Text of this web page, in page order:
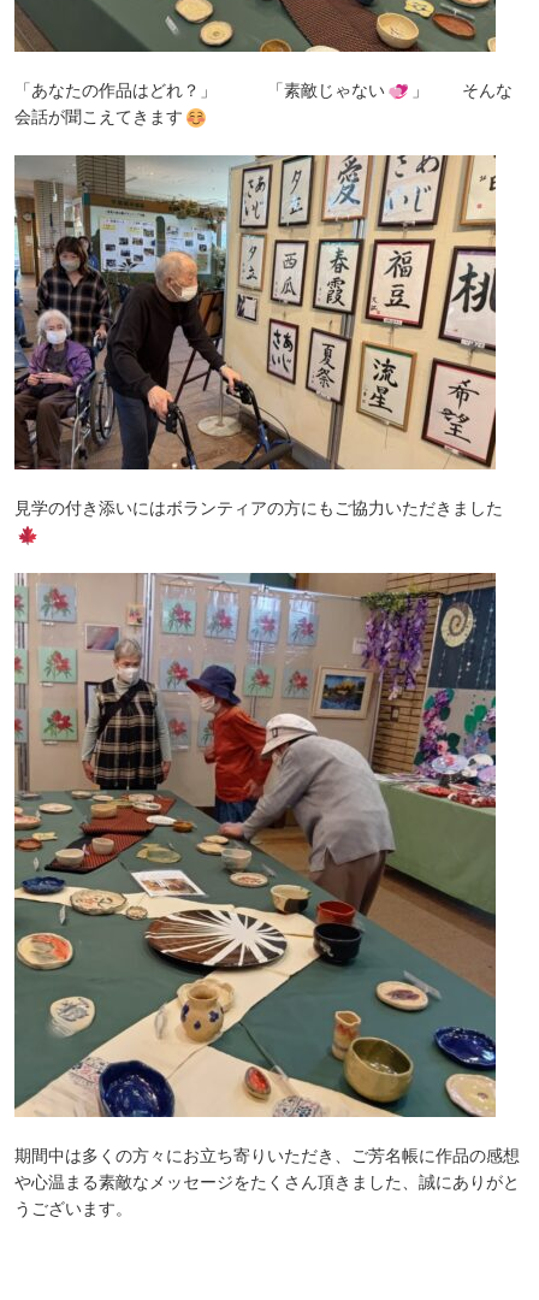
「あなたの作品はどれ？」 「素敵じゃない
」 そんな
会話が聞こえてきます
見学の付き添いにはボランティアの方にもご協力いただきました
期間中は多くの方々にお立ち寄りいただき、ご芳名帳に作品の感想
や心温まる素敵なメッセージをたくさん頂きました、誠にありがと
うございます。